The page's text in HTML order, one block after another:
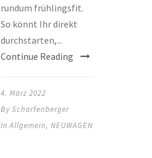
rundum frühlingsfit.
So könnt Ihr direkt
durchstarten,...
Continue Reading
4. März 2022
By Scharfenberger
In Allgemein, NEUWAGEN